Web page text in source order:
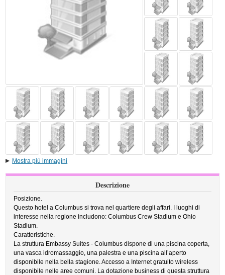
Mostra più immagini
Descrizione
Posizione.
Questo hotel a Columbus si trova nel quartiere degli affari. I luoghi di
interesse nella regione includono: Columbus Crew Stadium e Ohio
Stadium.
Caratteristiche.
La struttura Embassy Suites - Columbus dispone di una piscina coperta,
una vasca idromassaggio, una palestra e una piscina all’aperto
disponibile nella bella stagione. Accesso a Internet gratuito wireless
disponibile nelle aree comuni. La dotazione business di questa struttura